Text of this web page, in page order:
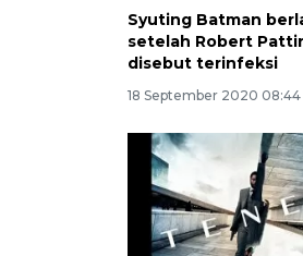
Syuting Batman
setelah Robert
disebut terinfeksi
18 September 2020 08:44